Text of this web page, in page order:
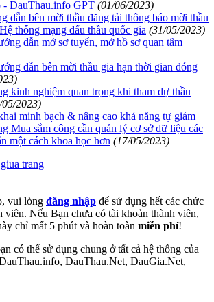
- DauThau.info GPT (01/06/2023)
dẫn bên mời thầu đăng tải thông báo mời thầu
thống mạng đấu thầu quốc gia (31/05/2023)
dẫn mở sơ tuyển, mở hồ sơ quan tâm
dẫn bên mời thầu gia hạn thời gian đóng
kinh nghiệm quan trọng khi tham dự thầu
2023)
minh bạch & nâng cao khả năng tự giám
Mua sắm công cần quản lý cơ sở dữ liệu các
một cách khoa học hơn (17/05/2023)
vui lòng đăng nhập để sử dụng hết các chức
viên. Nếu Bạn chưa có tài khoản thành viên,
chỉ mất 5 phút và hoàn toàn miễn phí!
có thể sử dụng chung ở tất cả hệ thống của
DauThau.Net, DauGia.Net,